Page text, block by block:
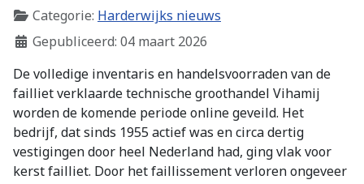
Categorie: Harderwijks nieuws
Gepubliceerd: 04 maart 2026
De volledige inventaris en handelsvoorraden van de
failliet verklaarde technische groothandel Vihamij
worden de komende periode online geveild. Het
bedrijf, dat sinds 1955 actief was en circa dertig
vestigingen door heel Nederland had, ging vlak voor
kerst failliet. Door het faillissement verloren ongeveer